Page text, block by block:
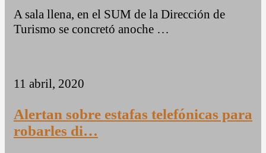
A sala llena, en el SUM de la Dirección de
Turismo se concretó anoche …
11 abril, 2020
Alertan sobre estafas telefónicas para
robarles di…